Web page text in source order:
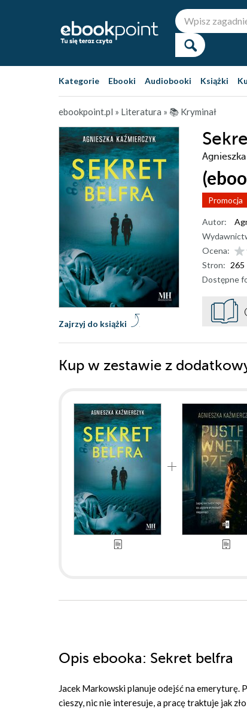
Kategorie Ebooki Audiobooki Książki
ebookpoint.pl » Literatura » 📚 Kryminał
Promocja
Zajrzyj do książki
Autor:
Ocena:
Stron: 265
Dostępne
Kup w zestawie z
Opis ebooka: Sekret belfra
Jacek Markowski planuje odejść na
cieszy, nic nie interesuje, a pracę traktuje jak